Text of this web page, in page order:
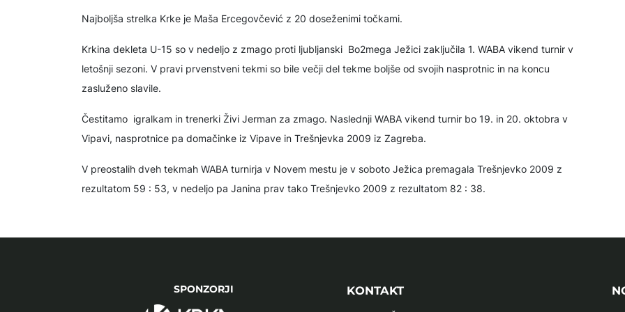
Najboljša strelka Krke je Maša Ercegovčević z 20 doseženimi točkami.
Krkina dekleta U-1️5 so v nedeljo z zmago proti ljubljanski Bo2mega Ježici zaključila 1. WABA vikend turnir v
letošnji sezoni. V pravi prvenstveni tekmi so bile večji del tekme boljše od svojih nasprotnic in na koncu
zasluženo slavile.
Čestitamo igralkam in trenerki Živi Jerman za zmago. Naslednji WABA vikend turnir bo 19. in 20. oktobra v
Vipavi, nasprotnice pa domačinke iz Vipave in Trešnjevka 2009 iz Zagreba.
V preostalih dveh tekmah WABA turnirja v Novem mestu je v soboto Ježica premagala Trešnjevko 2009 z
rezultatom 59 : 53, v nedeljo pa Janina prav tako Trešnjevko 2009 z rezultatom 82 : 38.
SPONZORJI KONTAKT